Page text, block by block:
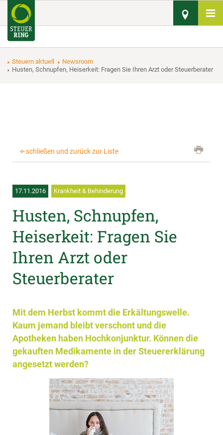
Steuern aktuell
Newsroom
Husten, Schnupfen, Heiserkeit: Fragen Sie Ihren Arzt oder Steuerberater
schließen und zurück zur Liste
17.11.2016 Krankheit & Behinderung
Husten, Schnupfen,
Heiserkeit: Fragen Sie
Ihren Arzt oder
Steuerberater
Mit dem Herbst kommt die Erkältungswelle.
Kaum jemand bleibt verschont und die
Apotheken haben Hochkonjunktur. Können die
gekauften Medikamente in der Steuererklärung
angesetzt werden?